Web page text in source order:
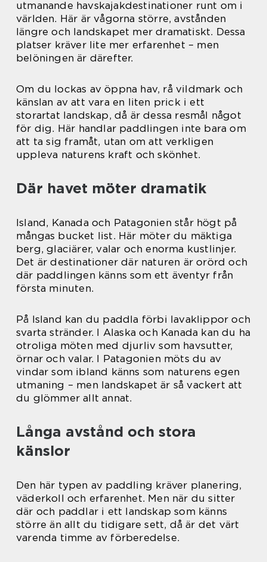
utmanande havskajakdestinationer runt om i
världen. Här är vågorna större, avstånden
längre och landskapet mer dramatiskt. Dessa
platser kräver lite mer erfarenhet – men
belöningen är därefter.
Om du lockas av öppna hav, rå vildmark och
känslan av att vara en liten prick i ett
storartat landskap, då är dessa resmål något
för dig. Här handlar paddlingen inte bara om
att ta sig framåt, utan om att verkligen
uppleva naturens kraft och skönhet.
Där havet möter dramatik
Island, Kanada och Patagonien står högt på
mångas bucket list. Här möter du mäktiga
berg, glaciärer, valar och enorma kustlinjer.
Det är destinationer där naturen är orörd och
där paddlingen känns som ett äventyr från
första minuten.
På Island kan du paddla förbi lavaklippor och
svarta stränder. I Alaska och Kanada kan du ha
otroliga möten med djurliv som havsutter,
örnar och valar. I Patagonien möts du av
vindar som ibland känns som naturens egen
utmaning – men landskapet är så vackert att
du glömmer allt annat.
Långa avstånd och stora
känslor
Den här typen av paddling kräver planering,
väderkoll och erfarenhet. Men när du sitter
där och paddlar i ett landskap som känns
större än allt du tidigare sett, då är det värt
varenda timme av förberedelse.